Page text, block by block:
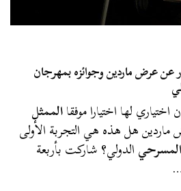
عن عرض ماردين وجوائزه بمهرجان
لها اختيارا موفقاالممثل
ماردين هل هذه هي التجربة الأولى
المسرحيالدولي؟ شاركت بأربعة